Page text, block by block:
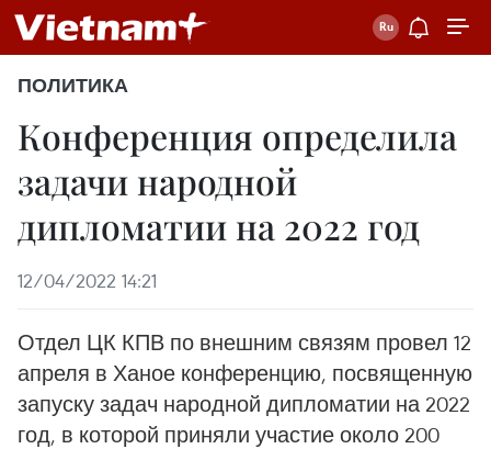
ПОЛИТИКА
Конференция определила
задачи народной
дипломатии на 2022 год
12/04/2022 14:21
Отдел ЦК КПВ по внешним связям провел 12
апреля в Ханое конференцию, посвященную
запуску задач народной дипломатии на 2022
год, в которой приняли участие около 200